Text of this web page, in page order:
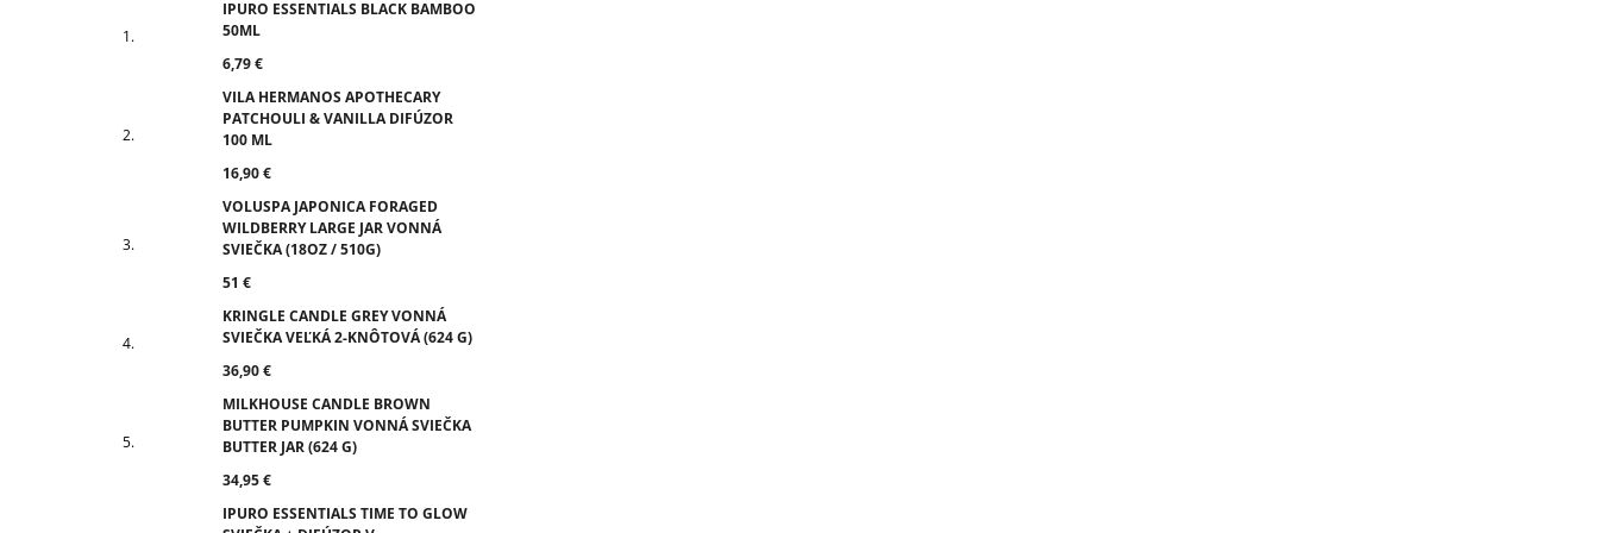
IPURO ESSENTIALS BLACK BAMBOO
50ML
6,79 €
VILA HERMANOS APOTHECARY
PATCHOULI & VANILLA DIFÚZOR
100 ML
16,90 €
VOLUSPA JAPONICA FORAGED
WILDBERRY LARGE JAR VONNÁ
SVIEČKA (18OZ / 510G)
51 €
KRINGLE CANDLE GREY VONNÁ
SVIEČKA VEĽKÁ 2-KNÔTOVÁ (624 G)
36,90 €
MILKHOUSE CANDLE BROWN
BUTTER PUMPKIN VONNÁ SVIEČKA
BUTTER JAR (624 G)
34,95 €
IPURO ESSENTIALS TIME TO GLOW